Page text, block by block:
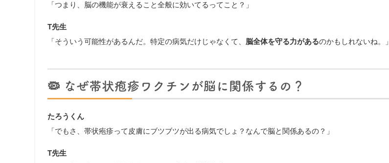
「つまり、脳の機能が衰えること全般に効いてるってこと？」
T先生
「そういう可能性があるんだ。特定の病気だけじゃなくて、 脳全体を守る力があるのかもしれないね。」
🦠 なぜ帯状疱疹ワクチンが脳に関係するの？
たろうくん
「でもさ、帯状疱疹って皮膚にブツブツが出る病気でしょ？なんで脳と関係あるの？」
T先生